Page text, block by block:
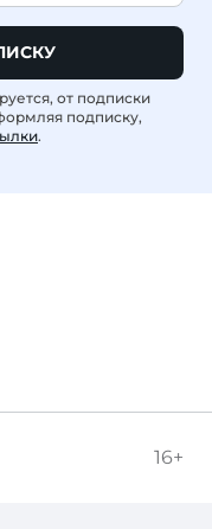
от подписки
подписку,
.
16+